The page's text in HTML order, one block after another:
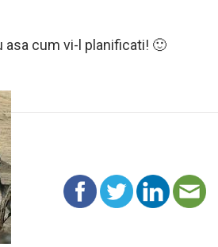
asa cum vi-l planificati! 🙂